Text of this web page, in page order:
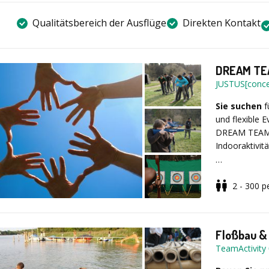
Qualitätsbereich der Ausflüge Direkten Kontakt
DREAM
Sie suchen
und flexible
DREAM
halten.
TEAM
Seminare
2 - 300
Floßbau
TeamActivity